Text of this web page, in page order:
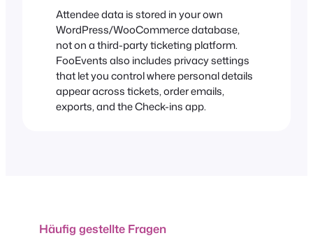
Attendee data is stored in your own
WordPress/WooCommerce database,
not on a third-party ticketing platform.
FooEvents also includes privacy settings
that let you control where personal details
appear across tickets, order emails,
exports, and the Check-ins app.
Häufig gestellte Fragen